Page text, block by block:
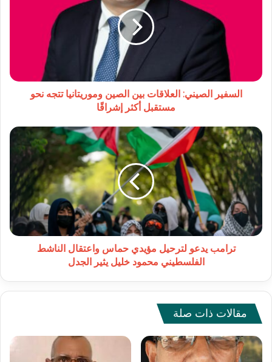
مستقبل
السفير الصيني: العلاقات بين الصين وموريتانيا تتجه نحو
مستقبل أكثر إشراقًا
ترامب
يدعو
لترحيل
مؤيدي
حماس
واعتقال
الناشط
الفلسطيني
محمود
ترامب يدعو لترحيل مؤيدي حماس واعتقال الناشط
الفلسطيني محمود خليل يثير الجدل
مقالات ذات صلة